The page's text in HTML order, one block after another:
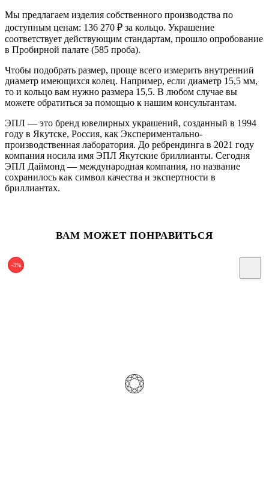
Мы предлагаем изделия собственного производства по
доступным ценам: 136 270 ₽ за кольцо. Украшение
соответствует действующим стандартам, прошло опробование
в Пробирной палате (585 проба).
Чтобы подобрать размер, проще всего измерить внутренний
диаметр имеющихся колец. Например, если диаметр 15,5 мм,
то и кольцо вам нужно размера 15,5. В любом случае вы
можете обратиться за помощью к нашим консультантам.
ЭПЛ — это бренд ювелирных украшений, созданный в 1994
году в Якутске, Россия, как Экспериментально-
производственная лаборатория. До ребрендинга в 2021 году
компания носила имя ЭПЛ Якутские бриллианты. Сегодня
ЭПЛ Даймонд — международная компания, но название
сохранилось как символ качества и экспертности в
бриллиантах.
ВАМ МОЖЕТ ПОНРАВИТЬСЯ
-3%